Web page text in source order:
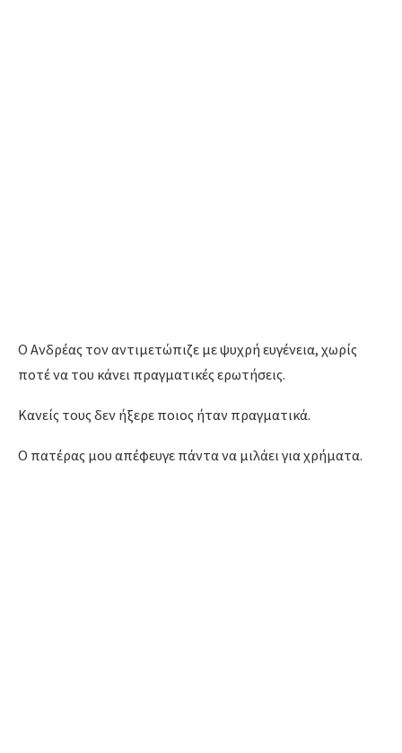
Ο Ανδρέας τον αντιμετώπιζε με ψυχρή ευγένεια, χωρίς
ποτέ να του κάνει πραγματικές ερωτήσεις.
Κανείς τους δεν ήξερε ποιος ήταν πραγματικά.
Ο πατέρας μου απέφευγε πάντα να μιλάει για χρήματα.